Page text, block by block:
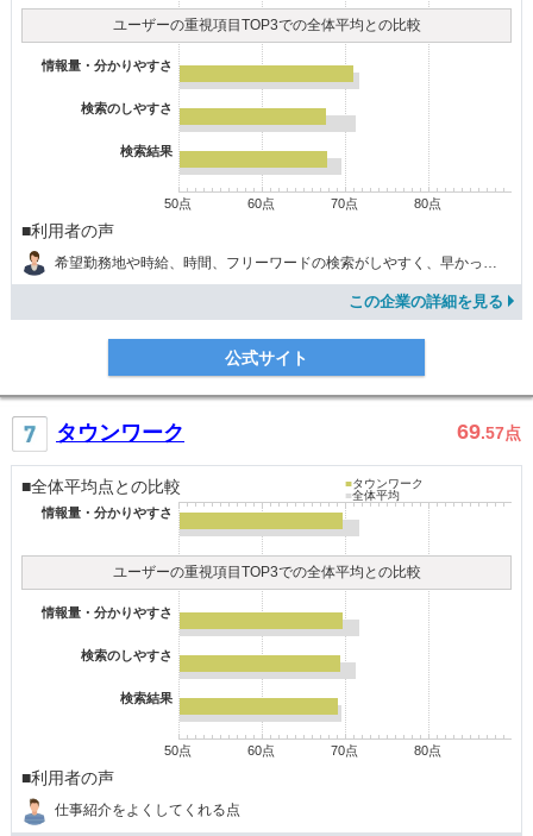
ユーザーの重視項目TOP3での全体平均との比較
情報量・分かりやすさ
検索のしやすさ
検索結果
50点 60点 70点 80点
■利用者の声
希望勤務地や時給、時間、フリーワードの検索がしやすく、早かった。
この企業の詳細を見る
公式サイト
タウンワーク 69.57点
■全体平均点との比較 ■タウンワーク
■全体平均
情報量・分かりやすさ
ユーザーの重視項目TOP3での全体平均との比較
情報量・分かりやすさ
検索のしやすさ
検索結果
50点 60点 70点 80点
■利用者の声
仕事紹介をよくしてくれる点